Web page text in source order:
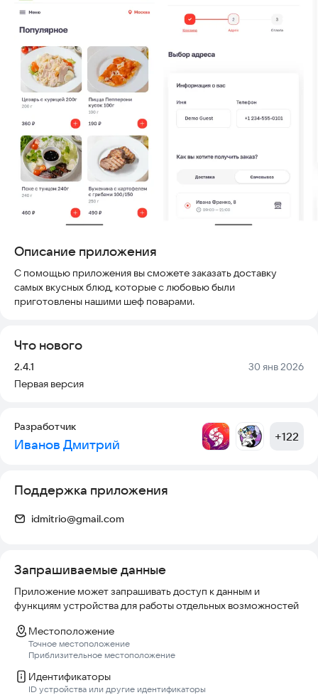
Описание приложения
С помощью приложения вы сможете заказать доставку
самых вкусных блюд, которые с любовью были
приготовлены нашими шеф поварами.
Что нового
Версия:
2.4.1 Дата:
30 янв 2026
Первая версия
Разработчик
Иванов Дмитрий +122
Поддержка приложения
idmitrio@gmail.com
Запрашиваемые данные
Приложение может запрашивать доступ к данным и
функциям устройства для работы отдельных возможностей
Местоположение
Точное местоположение
Приблизительное местоположение
Идентификаторы
ID устройства или другие идентификаторы